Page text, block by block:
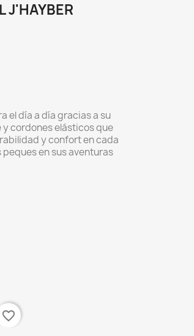
J'HAYBER
el día a día gracias a su
cordones elásticos que
y confort en cada
peques en sus aventuras
favorite_border